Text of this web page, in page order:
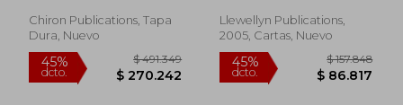
Inglés)
Chiron Publications, Tapa
Dura, Nuevo
Llewellyn Publications,
2005, Cartas, Nuevo